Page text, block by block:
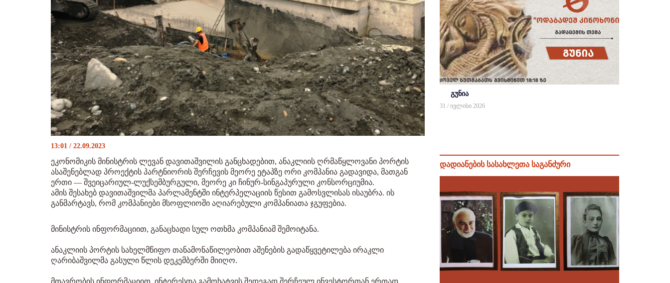
13:01 / 22.09.2023
ეკონომიკის მინისტრის ლევან დავითაშვილის განცხადებით, ანაკლიის ღრმაწყლოვანი პორტის
ასაშენებლად პროექტის პარტნიორის შერჩევის მეორე ეტაპზე ორი კომპანია გადავიდა, მათგან
ერთი — შვეიცარიულ-ლუქსემბურგული, მეორე კი ჩინურ-სინგაპურული კონსორციუმია.
ამის შესახებ დავითაშვილმა პარლამენტში ინტერპელაციის წესით გამოსვლისას ისაუბრა. ის
განმარტავს, რომ კომპანიები მსოფლიოში აღიარებული კომპანიათა ჯგუფებია.
მინისტრის ინფორმაციით, განაცხადი სულ ოთხმა კომპანიამ შემოიტანა.
ანაკლიის პორტის სახელმწიფო თანამონაწილეობით აშენების გადაწყვეტილება ირაკლი
ღარიბაშვილმა გასული წლის დეკემბერში მიიღო.
მთავრობის ინფორმაციით, ინტერესთა გამოხატვის შედეგად შერჩეულ ინვესტორთან ერთად
გუნია
31 / ივლისი 2026
დადიანების სასახლეთა საგანძური